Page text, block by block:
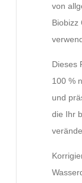
von
Biobizz
Dieses
100 %
und
die Ihr